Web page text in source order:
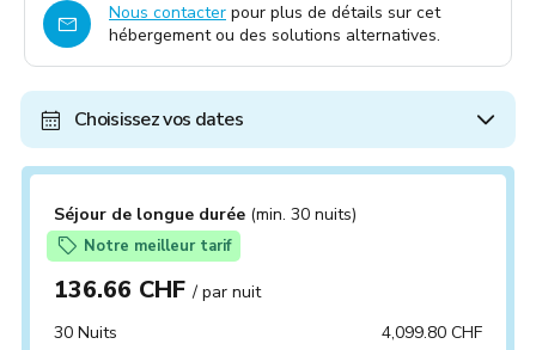
Nous contacter pour plus de détails sur cet
hébergement ou des solutions alternatives.
Choisissez vos dates
Séjour de longue durée (min. 30 nuits)
Notre meilleur tarif
136.66 CHF/ par nuit
30 Nuits
4,099.80 CHF